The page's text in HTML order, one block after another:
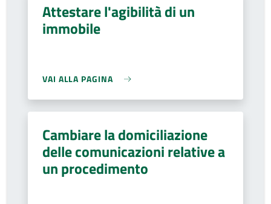
Attestare l'agibilità di un
immobile
VAI ALLA PAGINA
Cambiare la domiciliazione
delle comunicazioni relative a
un procedimento